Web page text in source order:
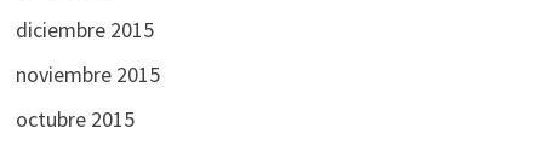
diciembre 2015
noviembre 2015
octubre 2015